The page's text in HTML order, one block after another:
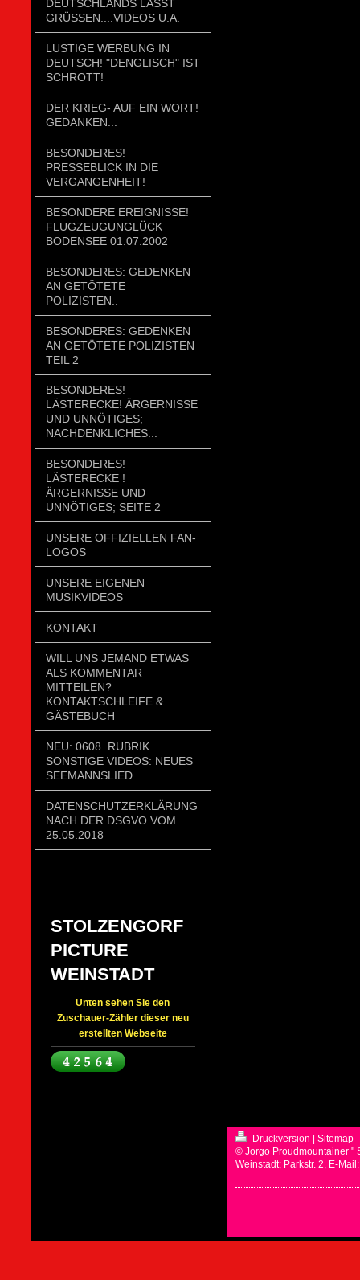
DEUTSCHLANDS LÄSST
GRÜSSEN....VIDEOS U.A.
LUSTIGE WERBUNG IN
DEUTSCH! "DENGLISCH" IST
SCHROTT!
DER KRIEG- AUF EIN WORT!
GEDANKEN...
BESONDERES!
PRESSEBLICK IN DIE
VERGANGENHEIT!
BESONDERE EREIGNISSE!
FLUGZEUGUNGLÜCK
BODENSEE 01.07.2002
BESONDERES: GEDENKEN
AN GETÖTETE
POLIZISTEN..
BESONDERES: GEDENKEN
AN GETÖTETE POLIZISTEN
TEIL 2
BESONDERES!
LÄSTERECKE! ÄRGERNISSE
UND UNNÖTIGES;
NACHDENKLICHES...
BESONDERES!
LÄSTERECKE !
ÄRGERNISSE UND
UNNÖTIGES; SEITE 2
UNSERE OFFIZIELLEN FAN-
LOGOS
UNSERE EIGENEN
MUSIKVIDEOS
KONTAKT
WILL UNS JEMAND ETWAS
ALS KOMMENTAR
MITTEILEN?
KONTAKTSCHLEIFE &
GÄSTEBUCH
NEU: 0608. RUBRIK
SONSTIGE VIDEOS: NEUES
SEEMANNSLIED
DATENSCHUTZERKLÄRUNG
NACH DER DSGVO VOM
25.05.2018
STOLZENGORF
PICTURE
WEINSTADT
Unten sehen Sie den
Zuschauer-Zähler dieser neu
erstellten Webseite
Druckversion | Sitemap
© Jorgo Proudmountainer "
Weinstadt; Parkstr. 2, E-